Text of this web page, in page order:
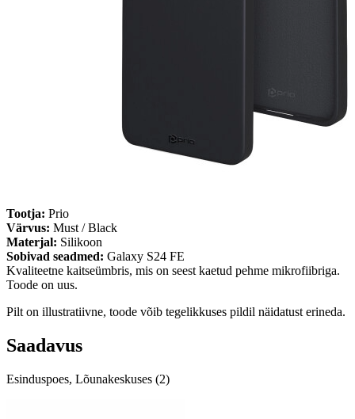
Tootja: Prio
Värvus: Must / Black
Materjal: Silikoon
Sobivad seadmed: Galaxy S24 FE
Kvaliteetne kaitseümbris, mis on seest kaetud pehme mikrofiibriga.
Toode on uus.
Pilt on illustratiivne, toode võib tegelikkuses pildil näidatust erineda.
Saadavus
Esinduspoes, Lõunakeskuses (2)